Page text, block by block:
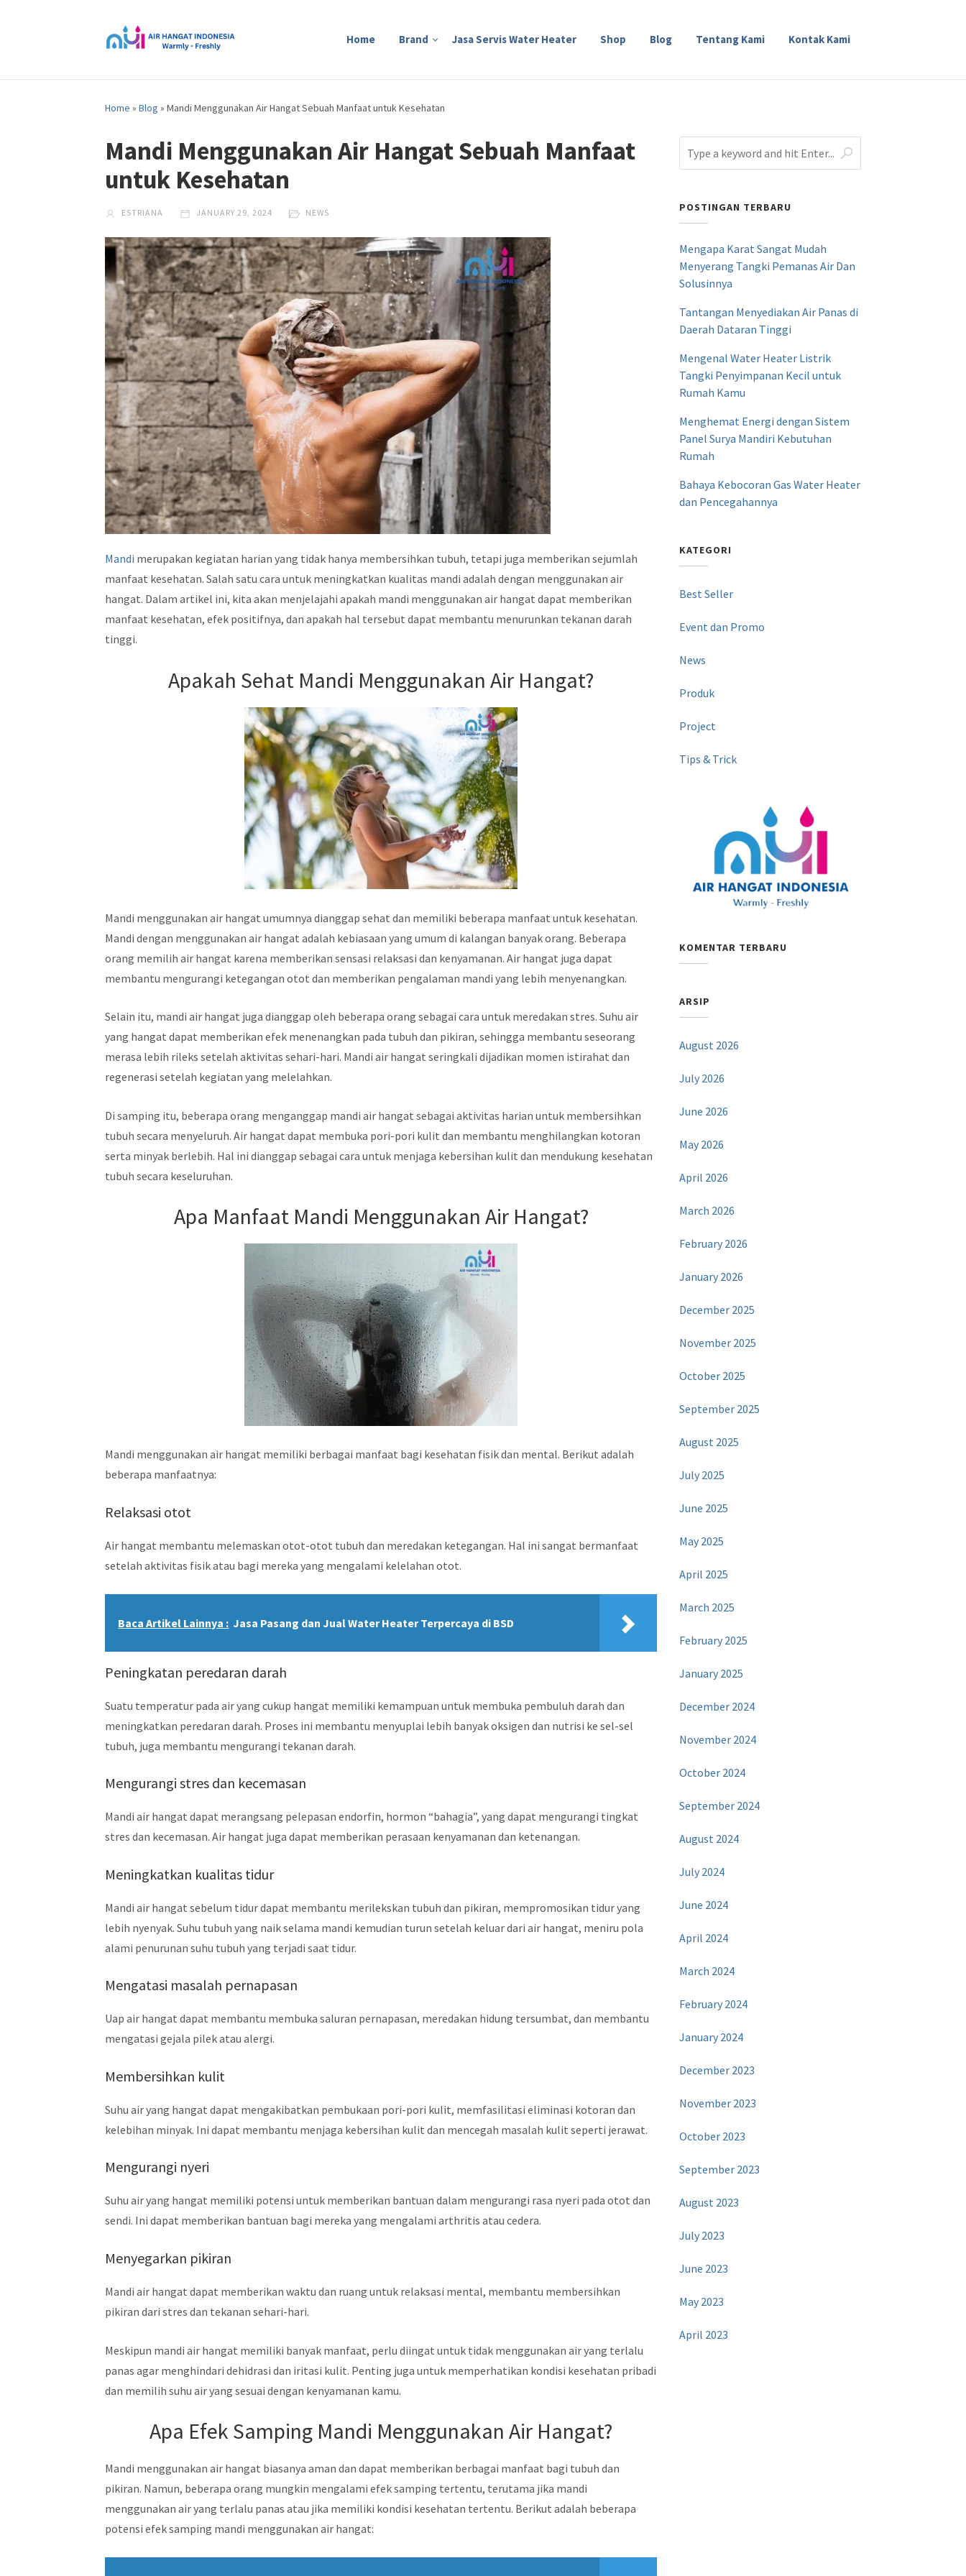
Home Brand Jasa Servis Water Heater Shop Blog Tentang Kami Kontak Kami
Home »Blog »Mandi Menggunakan Air Hangat Sebuah Manfaat untuk Kesehatan
Mandi Menggunakan Air Hangat Sebuah Manfaat
untuk Kesehatan
ESTRIANA JANUARY 29, 2024 NEWS
Mandi merupakan kegiatan harian yang tidak hanya membersihkan tubuh, tetapi juga memberikan sejumlah
manfaat kesehatan. Salah satu cara untuk meningkatkan kualitas mandi adalah dengan menggunakan air
hangat. Dalam artikel ini, kita akan menjelajahi apakah mandi menggunakan air hangat dapat memberikan
manfaat kesehatan, efek positifnya, dan apakah hal tersebut dapat membantu menurunkan tekanan darah
tinggi.
Apakah Sehat Mandi Menggunakan Air Hangat?
Mandi menggunakan air hangat umumnya dianggap sehat dan memiliki beberapa manfaat untuk kesehatan.
Mandi dengan menggunakan air hangat adalah kebiasaan yang umum di kalangan banyak orang. Beberapa
orang memilih air hangat karena memberikan sensasi relaksasi dan kenyamanan. Air hangat juga dapat
membantu mengurangi ketegangan otot dan memberikan pengalaman mandi yang lebih menyenangkan.
Selain itu, mandi air hangat juga dianggap oleh beberapa orang sebagai cara untuk meredakan stres. Suhu air
yang hangat dapat memberikan efek menenangkan pada tubuh dan pikiran, sehingga membantu seseorang
merasa lebih rileks setelah aktivitas sehari-hari. Mandi air hangat seringkali dijadikan momen istirahat dan
regenerasi setelah kegiatan yang melelahkan.
Di samping itu, beberapa orang menganggap mandi air hangat sebagai aktivitas harian untuk membersihkan
tubuh secara menyeluruh. Air hangat dapat membuka pori-pori kulit dan membantu menghilangkan kotoran
serta minyak berlebih. Hal ini dianggap sebagai cara untuk menjaga kebersihan kulit dan mendukung kesehatan
tubuh secara keseluruhan.
Apa Manfaat Mandi Menggunakan Air Hangat?
Mandi menggunakan air hangat memiliki berbagai manfaat bagi kesehatan fisik dan mental. Berikut adalah
beberapa manfaatnya:
Relaksasi otot
Air hangat membantu melemaskan otot-otot tubuh dan meredakan ketegangan. Hal ini sangat bermanfaat
setelah aktivitas fisik atau bagi mereka yang mengalami kelelahan otot.
Baca Artikel Lainnya : Jasa Pasang dan Jual Water Heater Terpercaya di BSD
Peningkatan peredaran darah
Suatu temperatur pada air yang cukup hangat memiliki kemampuan untuk membuka pembuluh darah dan
meningkatkan peredaran darah. Proses ini membantu menyuplai lebih banyak oksigen dan nutrisi ke sel-sel
tubuh, juga membantu mengurangi tekanan darah.
Mengurangi stres dan kecemasan
Mandi air hangat dapat merangsang pelepasan endorfin, hormon “bahagia”, yang dapat mengurangi tingkat
stres dan kecemasan. Air hangat juga dapat memberikan perasaan kenyamanan dan ketenangan.
Meningkatkan kualitas tidur
Mandi air hangat sebelum tidur dapat membantu merilekskan tubuh dan pikiran, mempromosikan tidur yang
lebih nyenyak. Suhu tubuh yang naik selama mandi kemudian turun setelah keluar dari air hangat, meniru pola
alami penurunan suhu tubuh yang terjadi saat tidur.
Mengatasi masalah pernapasan
Uap air hangat dapat membantu membuka saluran pernapasan, meredakan hidung tersumbat, dan membantu
mengatasi gejala pilek atau alergi.
Membersihkan kulit
Suhu air yang hangat dapat mengakibatkan pembukaan pori-pori kulit, memfasilitasi eliminasi kotoran dan
kelebihan minyak. Ini dapat membantu menjaga kebersihan kulit dan mencegah masalah kulit seperti jerawat.
Mengurangi nyeri
Suhu air yang hangat memiliki potensi untuk memberikan bantuan dalam mengurangi rasa nyeri pada otot dan
sendi. Ini dapat memberikan bantuan bagi mereka yang mengalami arthritis atau cedera.
Menyegarkan pikiran
Mandi air hangat dapat memberikan waktu dan ruang untuk relaksasi mental, membantu membersihkan
pikiran dari stres dan tekanan sehari-hari.
Meskipun mandi air hangat memiliki banyak manfaat, perlu diingat untuk tidak menggunakan air yang terlalu
panas agar menghindari dehidrasi dan iritasi kulit. Penting juga untuk memperhatikan kondisi kesehatan pribadi
dan memilih suhu air yang sesuai dengan kenyamanan kamu.
Apa Efek Samping Mandi Menggunakan Air Hangat?
Mandi menggunakan air hangat biasanya aman dan dapat memberikan berbagai manfaat bagi tubuh dan
pikiran. Namun, beberapa orang mungkin mengalami efek samping tertentu, terutama jika mandi
menggunakan air yang terlalu panas atau jika memiliki kondisi kesehatan tertentu. Berikut adalah beberapa
potensi efek samping mandi menggunakan air hangat:
POSTINGAN TERBARU
Mengapa Karat Sangat Mudah
Menyerang Tangki Pemanas Air Dan
Solusinnya
Tantangan Menyediakan Air Panas di
Daerah Dataran Tinggi
Mengenal Water Heater Listrik
Tangki Penyimpanan Kecil untuk
Rumah Kamu
Menghemat Energi dengan Sistem
Panel Surya Mandiri Kebutuhan
Rumah
Bahaya Kebocoran Gas Water Heater
dan Pencegahannya
KATEGORI
Best Seller
Event dan Promo
News
Produk
Project
Tips & Trick
KOMENTAR TERBARU
ARSIP
August 2026
July 2026
June 2026
May 2026
April 2026
March 2026
February 2026
January 2026
December 2025
November 2025
October 2025
September 2025
August 2025
July 2025
June 2025
May 2025
April 2025
March 2025
February 2025
January 2025
December 2024
November 2024
October 2024
September 2024
August 2024
July 2024
June 2024
April 2024
March 2024
February 2024
January 2024
December 2023
November 2023
October 2023
September 2023
August 2023
July 2023
June 2023
May 2023
April 2023